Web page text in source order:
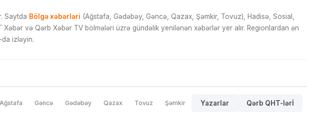
Saytda Bölgə xəbərləri (Ağstafa, Gədəbəy, Gəncə, Qazax, Şəmkir, Tovuz), Hadisə, Sosial,
və Qərb Xəbər TV bölmələri üzrə gündəlik yenilənən xəbərlər yer alır. Regionlardan ən
-da izləyin.
Ağstafa Gəncə Gədəbəy Qazax Tovuz Şəmkir Yazarlar Qərb QHT-lərİ